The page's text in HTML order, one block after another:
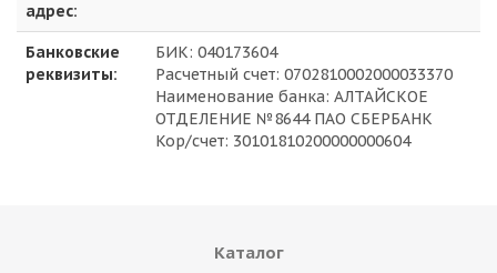
адрес:
Банковские
реквизиты:
БИК: 040173604
Расчетный счет: 0702810002000033370
Наименование банка: АЛТАЙСКОЕ
ОТДЕЛЕНИЕ №8644 ПАО СБЕРБАНК
Кор/счет: 30101810200000000604
Каталог